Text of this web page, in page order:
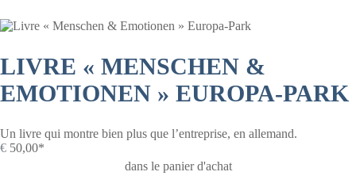
LIVRE « MENSCHEN &
EMOTIONEN » EUROPA-PARK
Un livre qui montre bien plus que l’entreprise, en allemand.
€ 50,00*
dans le panier d'achat